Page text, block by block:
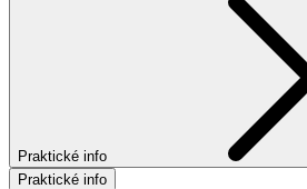
Praktické info
Praktické info